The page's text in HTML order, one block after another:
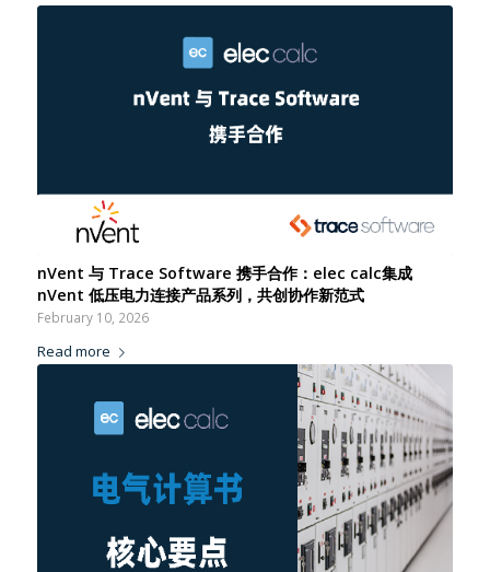
nVent 与 Trace Software 携手合作：elec calc集成
nVent 低压电力连接产品系列，共创协作新范式
February 10, 2026
Read more